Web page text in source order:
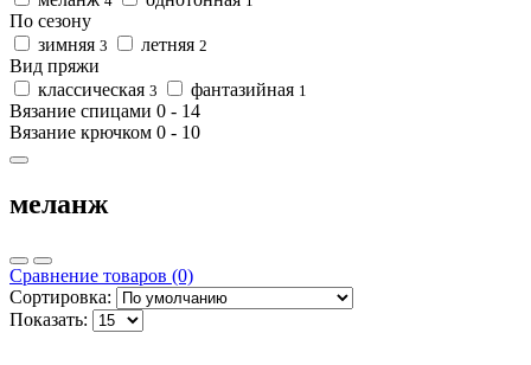
По сезону
зимняя 3 летняя 2
Вид пряжи
классическая 3 фантазийная 1
Вязание спицами 0 - 14
Вязание крючком 0 - 10
меланж
Сравнение товаров (0)
Сортировка:
Показать: